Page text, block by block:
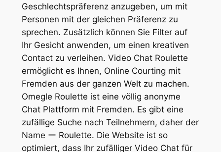
Geschlechtspräferenz anzugeben, um mit
Personen mit der gleichen Präferenz zu
sprechen. Zusätzlich können Sie Filter auf
Ihr Gesicht anwenden, um einen kreativen
Contact zu verleihen. Video Chat Roulette
ermöglicht es Ihnen, Online Courting mit
Fremden aus der ganzen Welt zu machen.
Omegle Roulette ist eine völlig anonyme
Chat Plattform mit Fremden. Es gibt eine
zufällige Suche nach Teilnehmern, daher der
Name ー Roulette. Die Website ist so
optimiert, dass Ihr zufälliger Video Chat für